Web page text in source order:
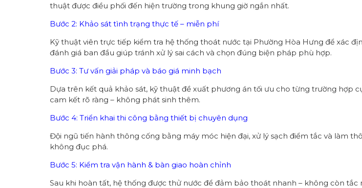
thuật được điều phối đến hiện trường trong khung giờ ngắn nhất.
Bước 2: Khảo sát tình trạng thực tế – miễn phí
Kỹ thuật viên trực tiếp kiểm tra hệ thống thoát nước tại Phường Hòa Hưng để xác
đánh giá ban đầu giúp tránh xử lý sai cách và chọn đúng biện pháp phù hợp.
Bước 3: Tư vấn giải pháp và báo giá minh bạch
Dựa trên kết quả khảo sát, kỹ thuật đề xuất phương án tối ưu cho từng trường hợp
cam kết rõ ràng – không phát sinh thêm.
Bước 4: Triển khai thi công bằng thiết bị chuyên dụng
Đội ngũ tiến hành thông cống bằng máy móc hiện đại, xử lý sạch điểm tắc và làm
không đục phá.
Bước 5: Kiểm tra vận hành & bàn giao hoàn chỉnh
Sau khi hoàn tất, hệ thống được thử nước để đảm bảo thoát nhanh – không còn